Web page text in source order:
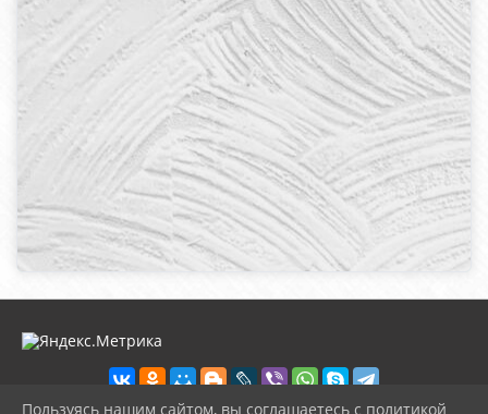
Пользуясь нашим сайтом, вы соглашаетесь с политикой